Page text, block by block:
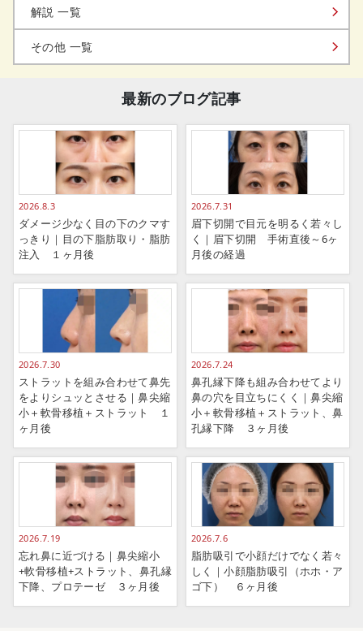
解説 一覧
その他 一覧
最新のブログ記事
2026.8.3
ダメージ少なく目の下のクマす
っきり｜目の下脂肪取り・脂肪
注入 １ヶ月後
2026.7.31
眉下切開で目元を明るく若々し
く｜眉下切開 手術直後～6ヶ
月後の経過
2026.7.30
ストラットを組み合わせて鼻先
をよりシュッとさせる｜鼻尖縮
小＋軟骨移植＋ストラット １
ヶ月後
2026.7.24
鼻孔縁下降も組み合わせてより
鼻の穴を目立ちにくく｜鼻尖縮
小＋軟骨移植＋ストラット、鼻
孔縁下降 ３ヶ月後
2026.7.19
忘れ鼻に近づける｜鼻尖縮小
+軟骨移植+ストラット、鼻孔縁
下降、プロテーゼ ３ヶ月後
2026.7.6
脂肪吸引で小顔だけでなく若々
しく｜小顔脂肪吸引（ホホ・ア
ゴ下） ６ヶ月後